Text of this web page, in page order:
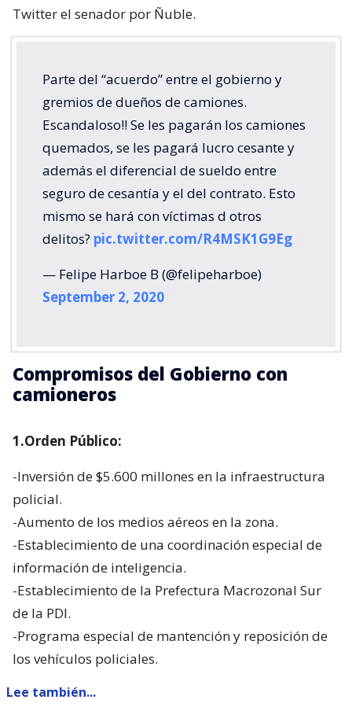
Twitter el senador por Ñuble.
Parte del “acuerdo” entre el gobierno y
gremios de dueños de camiones.
Escandaloso!! Se les pagarán los camiones
quemados, se les pagará lucro cesante y
además el diferencial de sueldo entre
seguro de cesantía y el del contrato. Esto
mismo se hará con víctimas d otros
delitos? pic.twitter.com/R4MSK1G9Eg
— Felipe Harboe B (@felipeharboe)
September 2, 2020
Compromisos del Gobierno con
camioneros
1.Orden Público:
-Inversión de $5.600 millones en la infraestructura
policial.
-Aumento de los medios aéreos en la zona.
-Establecimiento de una coordinación especial de
información de inteligencia.
-Establecimiento de la Prefectura Macrozonal Sur
de la PDI.
-Programa especial de mantención y reposición de
los vehículos policiales.
Lee también...